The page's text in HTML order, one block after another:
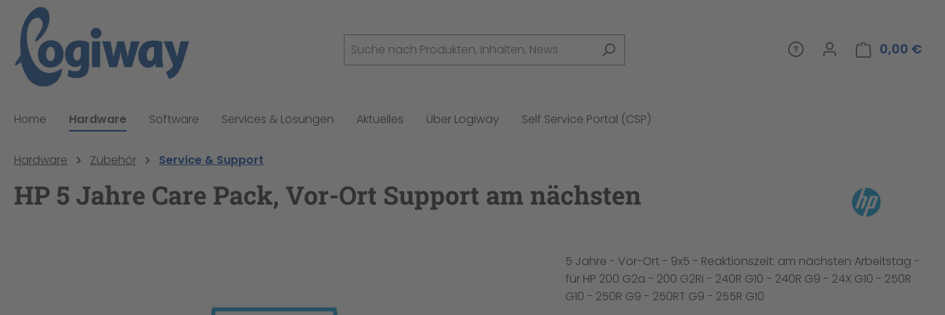
0,00 €
Home Hardware Software Services & Lösungen Aktuelles Über Logiway Self Service Portal (CSP)
Hardware Zubehör Service & Support
HP 5 Jahre Care Pack, Vor-Ort Support am nächsten
5 Jahre - Vor-Ort - 9x5 - Reaktionszeit: am nächsten Arbeitstag -
für HP 200 G2a - 200 G2Ri - 240R G10 - 240R G9 - 24X G10 - 250R
G10 - 250R G9 - 250RT G9 - 255R G10